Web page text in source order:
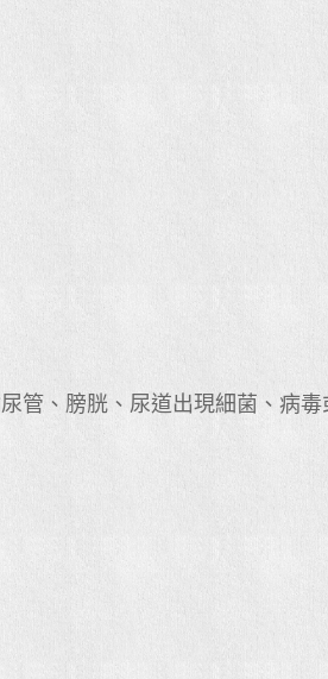
管、膀胱、尿道出現細菌、病毒